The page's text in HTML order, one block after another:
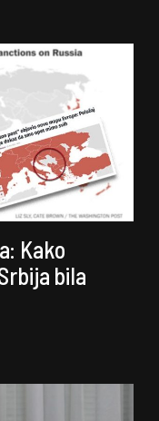
Kako
bila